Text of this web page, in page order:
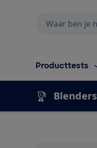
Producttests
Blenders